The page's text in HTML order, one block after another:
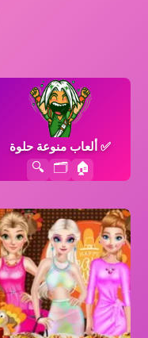
✅ألعاب منوعة حلوة
🏠
🗂️
🔍